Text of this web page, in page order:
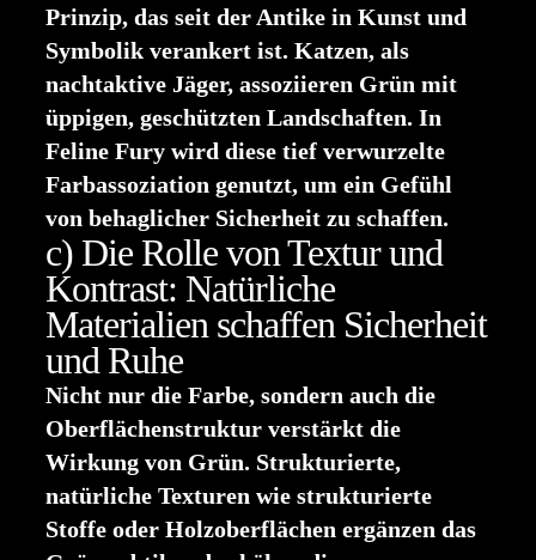
Prinzip, das seit der Antike in Kunst und
Symbolik verankert ist. Katzen, als
nachtaktive Jäger, assoziieren Grün mit
üppigen, geschützten Landschaften. In
Feline Fury wird diese tief verwurzelte
Farbassoziation genutzt, um ein Gefühl
von behaglicher Sicherheit zu schaffen.
c) Die Rolle von Textur und
Kontrast: Natürliche
Materialien schaffen Sicherheit
und Ruhe
Nicht nur die Farbe, sondern auch die
Oberflächenstruktur verstärkt die
Wirkung von Grün. Strukturierte,
natürliche Texturen wie strukturierte
Stoffe oder Holzoberflächen ergänzen das